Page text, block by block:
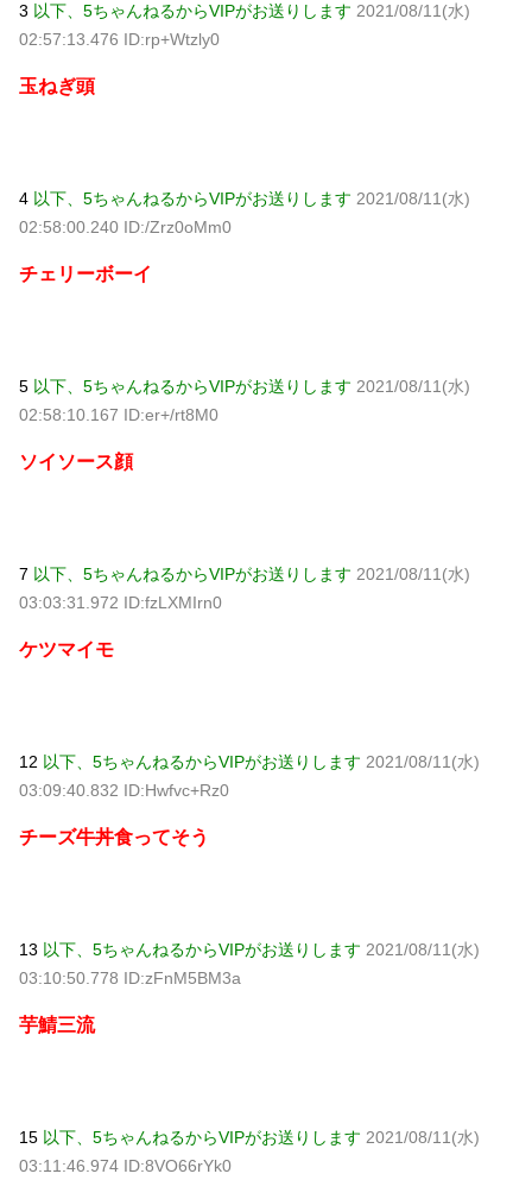
Powered by livedoor 相互RSS
3 以下、5ちゃんねるからVIPがお送りします 2021/08/11(水)
02:57:13.476 ID:rp+Wtzly0
玉ねぎ頭
4 以下、5ちゃんねるからVIPがお送りします 2021/08/11(水)
02:58:00.240 ID:/Zrz0oMm0
チェリーボーイ
5 以下、5ちゃんねるからVIPがお送りします 2021/08/11(水)
02:58:10.167 ID:er+/rt8M0
ソイソース顔
7 以下、5ちゃんねるからVIPがお送りします 2021/08/11(水)
03:03:31.972 ID:fzLXMIrn0
ケツマイモ
12 以下、5ちゃんねるからVIPがお送りします 2021/08/11(水)
03:09:40.832 ID:Hwfvc+Rz0
チーズ牛丼食ってそう
13 以下、5ちゃんねるからVIPがお送りします 2021/08/11(水)
03:10:50.778 ID:zFnM5BM3a
芋鯖三流
15 以下、5ちゃんねるからVIPがお送りします 2021/08/11(水)
03:11:46.974 ID:8VO66rYk0